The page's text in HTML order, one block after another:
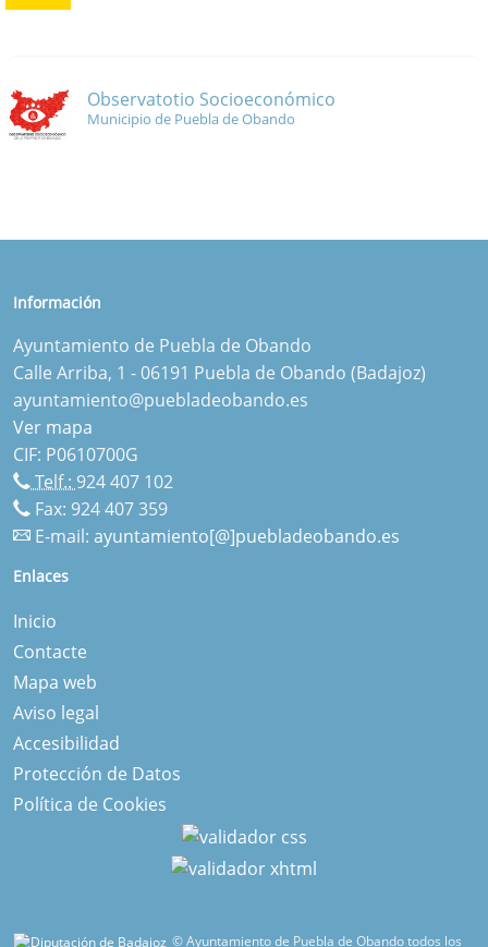
Observatotio Socioeconómico
Municipio de Puebla de Obando
Información
Ayuntamiento de Puebla de Obando
Calle Arriba, 1 - 06191 Puebla de Obando (Badajoz)
ayuntamiento@puebladeobando.es
Ver mapa
CIF: P0610700G
Telf.: 924 407 102
Fax: 924 407 359
E-mail: ayuntamiento[@]puebladeobando.es
Enlaces
Inicio
Contacte
Mapa web
Aviso legal
Accesibilidad
Protección de Datos
Política de Cookies
© Ayuntamiento de Puebla de Obando todos los